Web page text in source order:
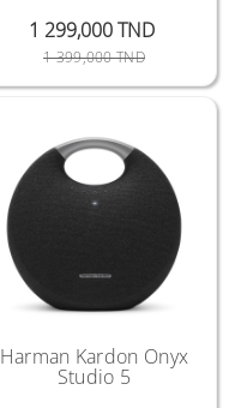
1 299,000 TND
1 399,000 TNDPrix Public
Prix
Harman Kardon Onyx
Studio 5